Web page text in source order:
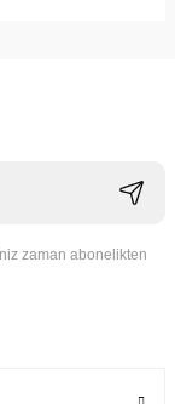
zaman abonelikten